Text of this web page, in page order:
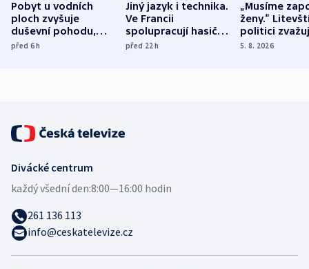
Pobyt u vodních
ploch zvyšuje
duševní pohodu,
ukázala
před 6h
Jiný jazyk i technika.
Ve Francii
spolupracují hasiči z
různých zemí
před 22h
„Musíme
ženy.“
politici
dohodu o
5. 8. 2026
Divácké centrum
každý všední den:8:00—16:00 hodin
261 136 113
info@ceskatelevize.cz